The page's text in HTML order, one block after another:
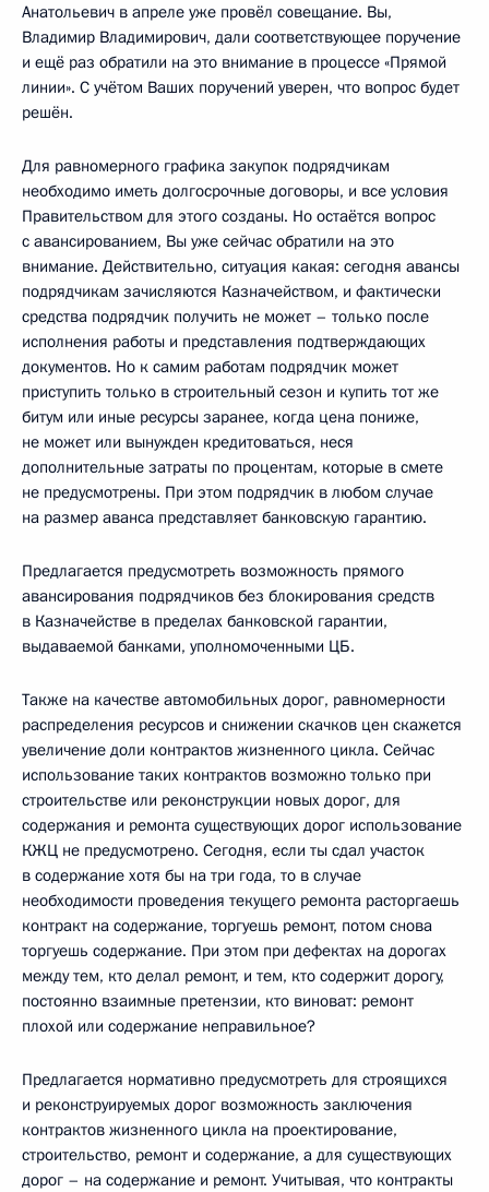
Анатольевич в апреле уже провёл совещание. Вы,
Владимир Владимирович, дали соответствующее поручение
и ещё раз обратили на это внимание в процессе «Прямой
линии». С учётом Ваших поручений уверен, что вопрос будет
решён.
Для равномерного графика закупок подрядчикам
необходимо иметь долгосрочные договоры, и все условия
Правительством для этого созданы. Но остаётся вопрос
с авансированием, Вы уже сейчас обратили на это
внимание. Действительно, ситуация какая: сегодня авансы
подрядчикам зачисляются Казначейством, и фактически
средства подрядчик получить не может – только после
исполнения работы и представления подтверждающих
документов. Но к самим работам подрядчик может
приступить только в строительный сезон и купить тот же
битум или иные ресурсы заранее, когда цена пониже,
не может или вынужден кредитоваться, неся
дополнительные затраты по процентам, которые в смете
не предусмотрены. При этом подрядчик в любом случае
на размер аванса представляет банковскую гарантию.
Предлагается предусмотреть возможность прямого
авансирования подрядчиков без блокирования средств
в Казначействе в пределах банковской гарантии,
выдаваемой банками, уполномоченными ЦБ.
Также на качестве автомобильных дорог, равномерности
распределения ресурсов и снижении скачков цен скажется
увеличение доли контрактов жизненного цикла. Сейчас
использование таких контрактов возможно только при
строительстве или реконструкции новых дорог, для
содержания и ремонта существующих дорог использование
КЖЦ не предусмотрено. Сегодня, если ты сдал участок
в содержание хотя бы на три года, то в случае
необходимости проведения текущего ремонта расторгаешь
контракт на содержание, торгуешь ремонт, потом снова
торгуешь содержание. При этом при дефектах на дорогах
между тем, кто делал ремонт, и тем, кто содержит дорогу,
постоянно взаимные претензии, кто виноват: ремонт
плохой или содержание неправильное?
Предлагается нормативно предусмотреть для строящихся
и реконструируемых дорог возможность заключения
контрактов жизненного цикла на проектирование,
строительство, ремонт и содержание, а для существующих
дорог – на содержание и ремонт. Учитывая, что контракты